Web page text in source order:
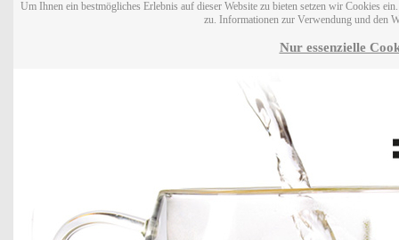
Um Ihnen ein bestmögliches Erlebnis auf dieser Website zu bieten setzen wir Cookies
zu. Informationen zur Verwendung und den
Nur essenzielle